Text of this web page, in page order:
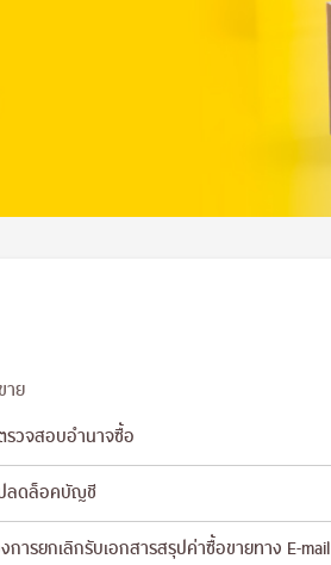
าย
รวจสอบอำนาจซื้อ
ลดล็อคบัญชี
การยกเลิกรับเอกสารสรุปค่าซื้อขายทาง E-